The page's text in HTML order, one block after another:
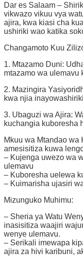
Dar es Salaam –
vikwazo vikuu vya
ajira, kwa kiasi cha
ushiriki wao katika
Changamoto Kuu
1. Mtazamo Duni:
mtazamo wa ulemavu
2. Mazingira
kwa njia
3. Ubaguzi wa Ajira:
kuchangia kuboresha
Mkuu wa Mtandao wa
amesisitiza kuwa
– Kujenga uwezo wa
ulemavu
– Kuboresha uelewa
– Kuimarisha ujasiri
Mizunguko Muhimu:
– Sheria ya Watu
inasisitiza waajiri
wenye ulemavu.
– Serikali imewapa
ajira za hivi karibuni,